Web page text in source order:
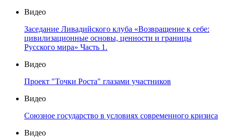
Видео
Заседание Ливадийского клуба «Возвращение к себе:
цивилизационные основы, ценности и границы
Русского мира» Часть 1.
Видео
Проект "Точки Роста" глазами участников
Видео
Союзное государство в условиях современного кризиса
Видео